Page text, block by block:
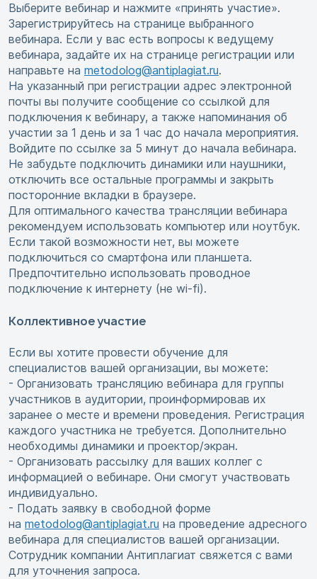
Выберите вебинар и нажмите «принять участие».
Зарегистрируйтесь на странице выбранного
вебинара. Если у вас есть вопросы к ведущему
вебинара, задайте их на странице регистрации или
направьте на metodolog@antiplagiat.ru.
На указанный при регистрации адрес электронной
почты вы получите сообщение со ссылкой для
подключения к вебинару, а также напоминания об
участии за 1 день и за 1 час до начала мероприятия.
Войдите по ссылке за 5 минут до начала вебинара.
Не забудьте подключить динамики или наушники,
отключить все остальные программы и закрыть
посторонние вкладки в браузере.
Для оптимального качества трансляции вебинара
рекомендуем использовать компьютер или ноутбук.
Если такой возможности нет, вы можете
подключиться со смартфона или планшета.
Предпочтительно использовать проводное
подключение к интернету (не wi-fi).
Коллективное участие
Если вы хотите провести обучение для
специалистов вашей организации, вы можете:
- Организовать трансляцию вебинара для группы
участников в аудитории, проинформировав их
заранее о месте и времени проведения. Регистрация
каждого участника не требуется. Дополнительно
необходимы динамики и проектор/экран.
- Организовать рассылку для ваших коллег с
информацией о вебинаре. Они смогут участвовать
индивидуально.
- Подать заявку в свободной форме
на metodolog@antiplagiat.ru на проведение адресного
вебинара для специалистов вашей организации.
Сотрудник компании Антиплагиат свяжется с вами
для уточнения запроса.